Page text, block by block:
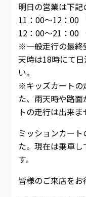
明日の営業は下記
11：00～12：00
12：00～21：00
※一般走行の最終
天時は18時にて
い。
※キッズカートの
た、雨天時や路
トの走行は出来ま
ミッションカー
た。現在は乗車
す。
皆様のご来店をお